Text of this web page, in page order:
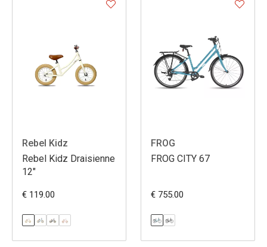
Rebel Kidz
Rebel Kidz Draisienne
12"
€ 119.00
FROG
FROG CITY 67
€ 755.00